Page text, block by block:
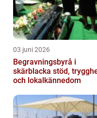
03 juni 2026
Begravningsbyrå i
skärblacka stöd, trygghet
och lokalkännedom